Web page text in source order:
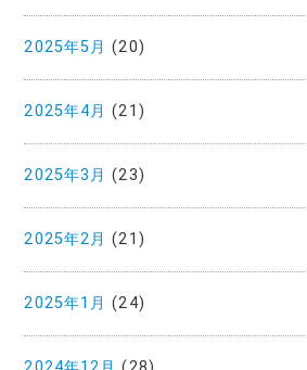
2025年5月 (20)
2025年4月 (21)
2025年3月 (23)
2025年2月 (21)
2025年1月 (24)